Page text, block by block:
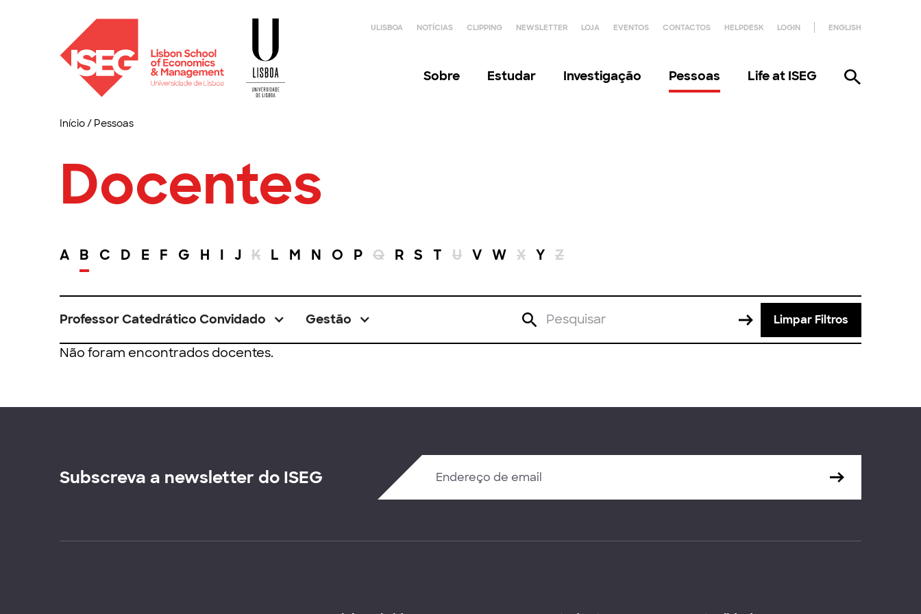
ULISBOA NOTÍCIAS CLIPPING NEWSLETTER LOJA EVENTOS CONTACTOS HELPDESK LOGIN ENGLISH
Sobre Estudar Investigação Pessoas Life at ISEG
Início/ Pessoas
Docentes
A B C D E F G H I J K L M N O P Q R S T U V W X Y Z
Professor Catedrático Convidado Gestão Limpar Filtros
Não foram encontrados docentes.
Subscreva a newsletter do ISEG